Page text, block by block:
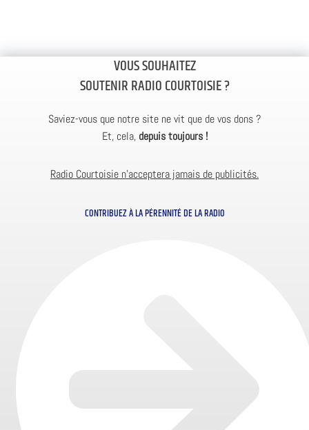
VOUS SOUHAITEZ
SOUTENIR RADIO COURTOISIE ?
Saviez-vous que notre site ne vit que de vos dons ?
Et, cela, depuis toujours !
Radio Courtoisie n’acceptera jamais de publicités.
CONTRIBUEZ À LA PÉRENNITÉ DE LA RADIO